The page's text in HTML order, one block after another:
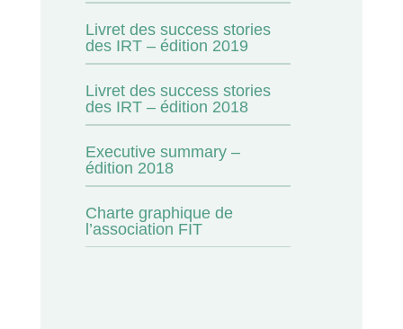
Livret des success stories
des IRT – édition 2019
Livret des success stories
des IRT – édition 2018
Executive summary –
édition 2018
Charte graphique de
l’association FIT